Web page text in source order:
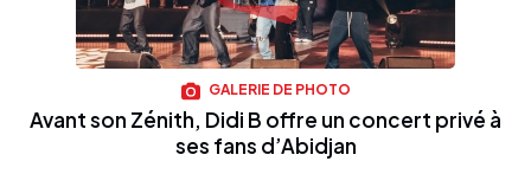
GALERIE DE PHOTO
Avant son Zénith, Didi B offre un concert privé à
ses fans d’Abidjan